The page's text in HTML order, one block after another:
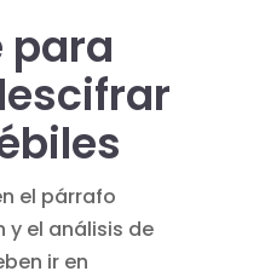
para
el párrafo
el análisis de
ir en